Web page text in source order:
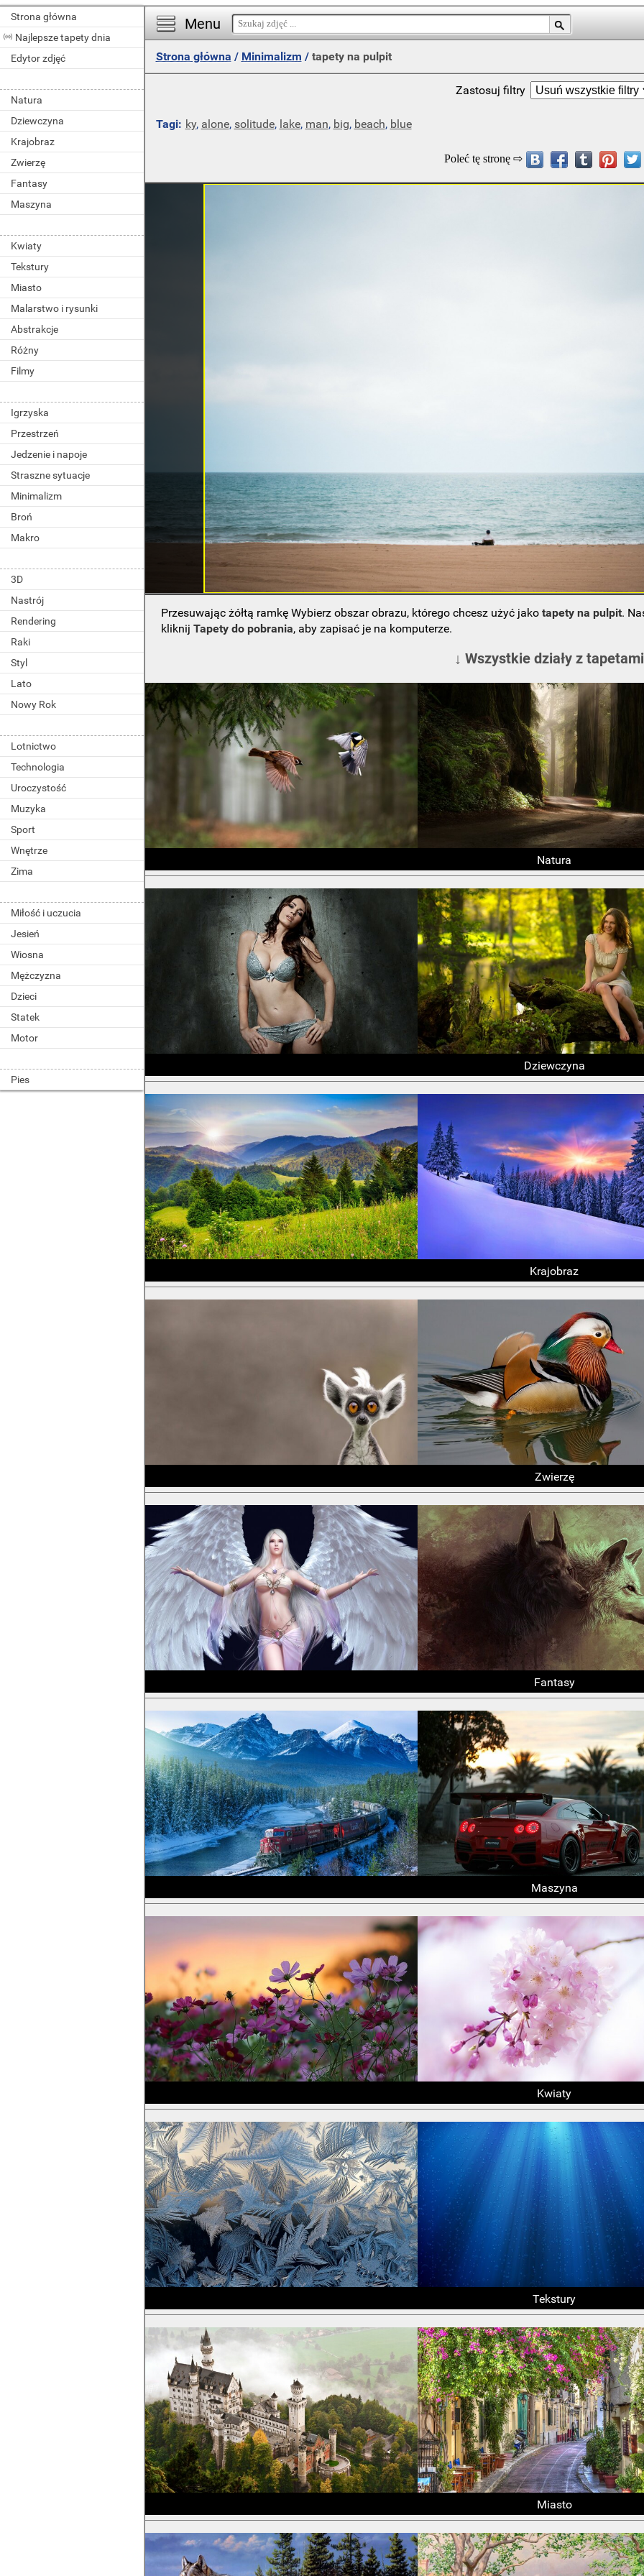
Strona główna
Najlepsze tapety dnia
Edytor zdjęć
Natura
Dziewczyna
Krajobraz
Zwierzę
Fantasy
Maszyna
Kwiaty
Tekstury
Miasto
Malarstwo i rysunki
Abstrakcje
Różny
Filmy
Igrzyska
Przestrzeń
Jedzenie i napoje
Straszne sytuacje
Minimalizm
Broń
Makro
3D
Nastrój
Rendering
Raki
Styl
Lato
Nowy Rok
Lotnictwo
Technologia
Uroczystość
Muzyka
Sport
Wnętrze
Zima
Miłość i uczucia
Jesień
Wiosna
Mężczyzna
Dzieci
Statek
Motor
Pies
Menu
Strona główna / Minimalizm / tapety na pulpit
Zastosuj filtry
Tagi: ky, alone, solitude, lake, man, big, beach, blue
Przesuwając żółtą ramkę Wybierz obszar obrazu, którego chcesz użyć jakotapety na pulpit.
kliknijTapety do pobrania, aby zapisać je na komputerze.
↓ Wszystkie działy z
Natura
Dziewczyna
Krajobraz
Zwierzę
Fantasy
Maszyna
Kwiaty
Tekstury
Miasto